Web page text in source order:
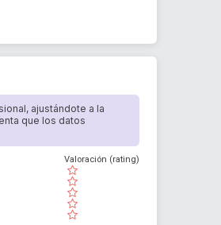
ajustándote a la
que los datos
( )
( )
( )
( )
( )
Valoración (rating)